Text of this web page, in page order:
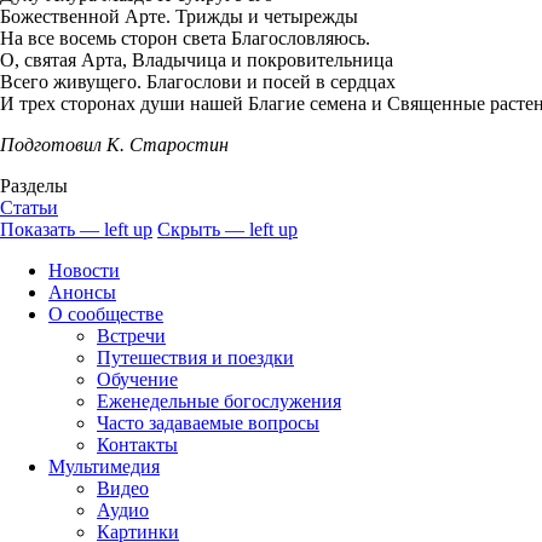
Божественной Арте. Трижды и четырежды
На все восемь сторон света Благословляюсь.
О, святая Арта, Владычица и покровительница
Всего живущего. Благослови и посей в сердцах
И трех сторонах души нашей Благие семена и Священные
Подготовил К. Старостин
Разделы
Статьи
up
Показать — left up Скрыть — left up
Новости
Анонсы
О сообществе
Встречи
Путешествия и поездки
Обучение
Еженедельные богослужения
Часто задаваемые вопросы
Контакты
Мультимедия
Видео
Аудио
Картинки